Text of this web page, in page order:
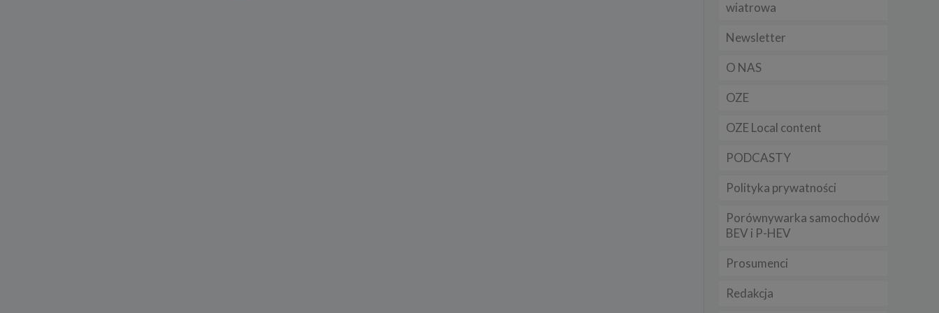
wiatrowa
Newsletter
O NAS
OZE
OZE Local content
PODCASTY
Polityka prywatności
Porównywarka samochodów
BEV i P-HEV
Prosumenci
Redakcja